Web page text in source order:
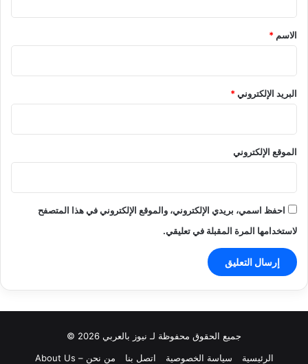
*
الاسم *
البريد الإلكتروني*
الموقع الإلكتروني
احفظ اسمي، بريدي الإلكتروني، والموقع الإلكتروني في هذا المتصفح
لاستخدامها المرة المقبلة في تعليقي.
جميع الحقوق محفوظة لـ نيوز بالعربي 2026 ©
الرئيسية
سياسة الخصوصية اتصل بنا من نحن – About Us